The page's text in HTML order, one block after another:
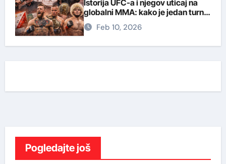
Istorija UFC-a i njegov uticaj na
globalni MMA: kako je jedan turnir
promenio borilački svet
Feb 10, 2026
Pogledajte još